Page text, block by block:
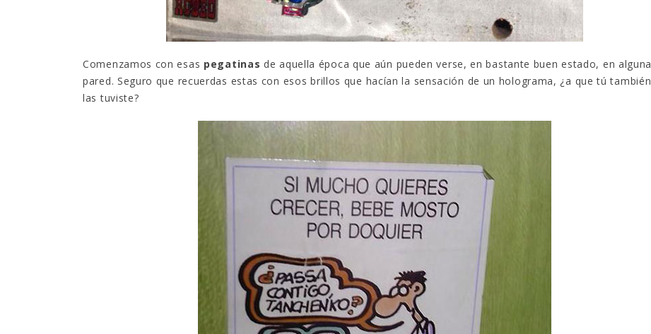
Comenzamos con esas pegatinas de aquella época que aún pueden verse, en bastante buen estado, en alguna
pared. Seguro que recuerdas estas con esos brillos que hacían la sensación de un holograma, ¿a que tú también
las tuviste?